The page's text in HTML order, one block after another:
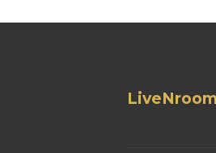
LiveNroom